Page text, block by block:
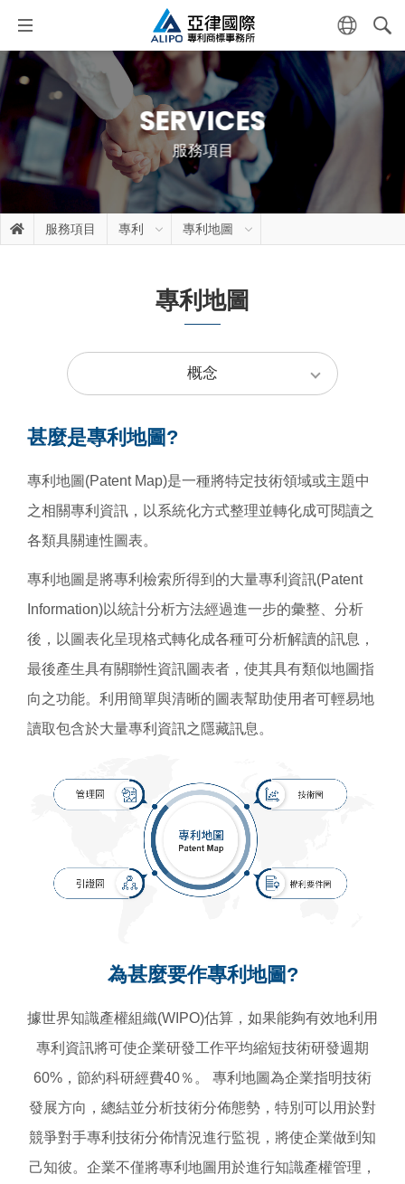
SERVICES
服務項目
服務項目 專利 專利地圖
專利地圖
概念
甚麼是專利地圖?
專利地圖(Patent Map)是一種將特定技術領域或主題中
之相關專利資訊，以系統化方式整理並轉化成可閱讀之
各類具關連性圖表。
專利地圖是將專利檢索所得到的大量專利資訊(Patent
Information)以統計分析方法經過進一步的彙整、分析
後，以圖表化呈現格式轉化成各種可分析解讀的訊息，
最後產生具有關聯性資訊圖表者，使其具有類似地圖指
向之功能。利用簡單與清晰的圖表幫助使用者可輕易地
讀取包含於大量專利資訊之隱藏訊息。
為甚麼要作專利地圖?
據世界知識產權組織(WIPO)估算，如果能夠有效地利用
專利資訊將可使企業研發工作平均縮短技術研發週期
60%，節約科研經費40％。 專利地圖為企業指明技術
發展方向，總結並分析技術分佈態勢，特別可以用於對
競爭對手專利技術分佈情況進行監視，將使企業做到知
己知彼。企業不僅將專利地圖用於進行知識產權管理，